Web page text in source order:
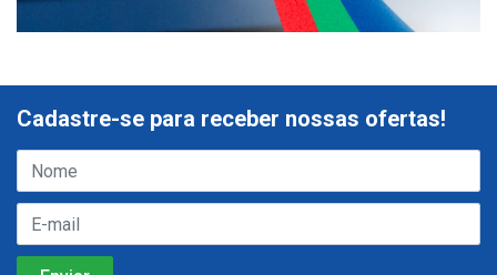
Cadastre-se para receber nossas ofertas!